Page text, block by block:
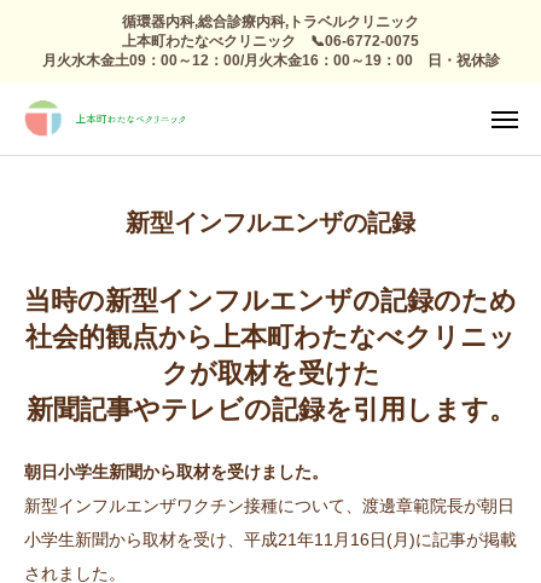
循環器内科,総合診療内科,トラベルクリニック
上本町わたなべクリニック 📞06-6772-0075
月火水木金土09：00～12：00/月火木金16：00～19：00 日・祝休診
新型インフルエンザの記録
当時の新型インフルエンザの記録のため
社会的観点から上本町わたなべクリニッ
クが取材を受けた
新聞記事やテレビの記録を引用します。
朝日小学生新聞から取材を受けました。
新型インフルエンザワクチン接種について、渡邊章範院長が朝日
小学生新聞から取材を受け、平成21年11月16日(月)に記事が掲載
されました。
アクセス  感染症外来
予防接種 トラベルクリニック
健康診断
高血圧 生活習慣病
心療内科